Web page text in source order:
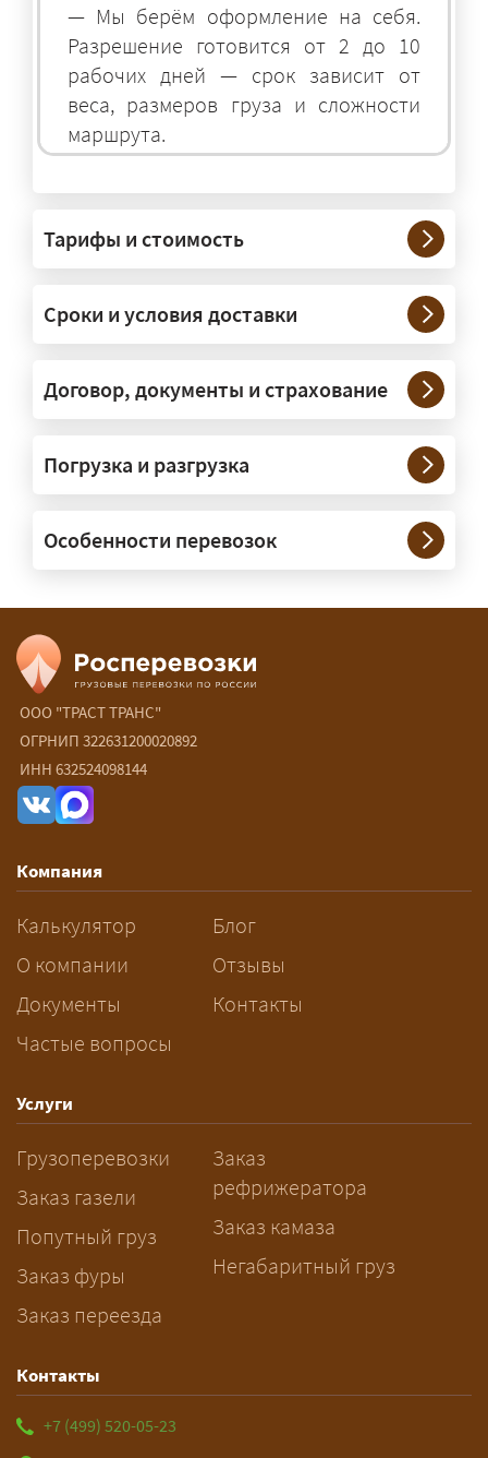
— Мы берём оформление на себя.
Разрешение готовится от 2 до 10
рабочих дней — срок зависит от
веса, размеров груза и сложности
маршрута.
— На тралах и низкорамниках —
платформах, рассчитанных на
крупногабаритную технику и
конструкции. Транспорт подбираем
под конкретные размеры и вес груза.
сопровождение?
организуем. Потребность в машинах
прикрытия зависит от габаритов
груза и маршрута; это определяется
Сколько стоит перевозка
негабарита?
— От 90 ₽/км. Точная стоимость
рассчитывается индивидуально:
влияют габариты и вес груза,
разрешений и машин
сопровождения.
За сколько дней заказывать
перевозку негабарита?
— Заранее: только оформление
рабочих дней. Оставьте заявку
заблаговременно — логист
рассчитает маршрут и запустит
подготовку документов.
Тарифы и стоимость
Сроки и условия доставки
Договор, документы и страхование
Погрузка и разгрузка
Особенности перевозок
ООО "ТРАСТ ТРАНС"
ОГРНИП 322631200020892
ИНН 632524098144
Компания
Калькулятор
О компании
Документы
Частые вопросы
Блог
Отзывы
Контакты
Услуги
Грузоперевозки
Заказ газели
Попутный груз
Заказ фуры
Заказ переезда
Заказ
рефрижератора
Заказ камаза
Негабаритный груз
Контакты
+7 (499) 520-05-23